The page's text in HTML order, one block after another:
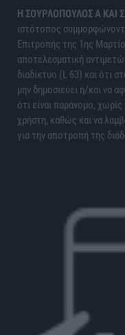
H ΣΟΥΡΛΟΠΟΥΛΟΣ Α ΚΑΙ
ιστότοπος
Επιτροπής της 1ης
αποτελεσματική
διαδίκτυο (L 63) και ότι
μην δημοσιεύει ή/και να
ότι είναι παράνομο,
χρήστη, καθώς και να
για την αποτροπή της